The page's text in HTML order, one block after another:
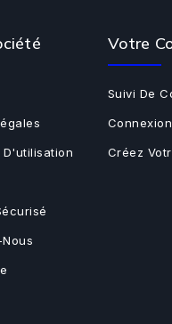
Votre
Suivi De
Connexion
Créez